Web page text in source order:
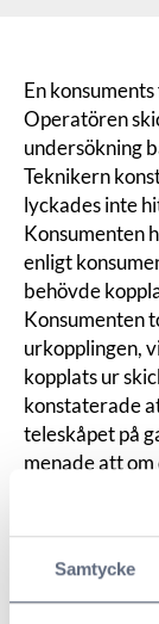
Samtycke
En
Operatören
undersökning
Teknikern
lyckades inte
Konsumenten
enligt
behövde
Konsumenten
urkopplingen,
kopplats ur
konstaterade
teleskåpet på
menade att
hade han inte
därför
konsumenten
utebliven